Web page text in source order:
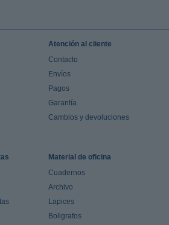
Atención al cliente
Contacto
Envíos
Pagos
Garantía
Cambios y devoluciones
Material de oficina
Cuadernos
Archivo
Lapices
Boligrafos